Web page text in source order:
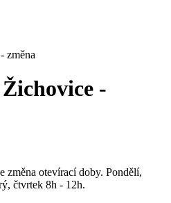
změna
-
změna otevírací doby. Pondělí,
čtvrtek 8h - 12h.